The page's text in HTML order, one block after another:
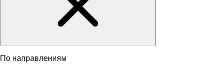
По направлениям